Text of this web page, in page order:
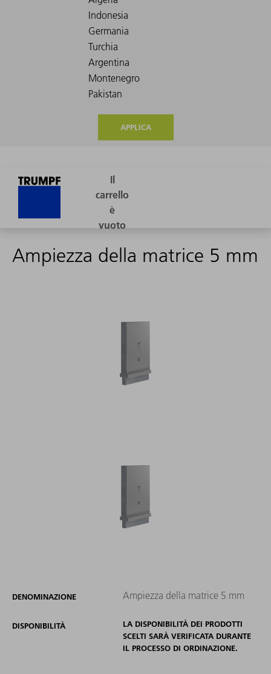
APPLICA
Ampiezza della matrice 5 mm
DENOMINAZIONE Ampiezza della matrice 5 mm
DISPONIBILITÀ
LA DISPONIBILITÀ DEI PRODOTTI
SCELTI SARÀ VERIFICATA DURANTE
IL PROCESSO DI ORDINAZIONE.